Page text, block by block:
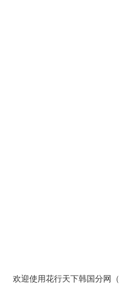
欢迎使用花行天下韩国分网（